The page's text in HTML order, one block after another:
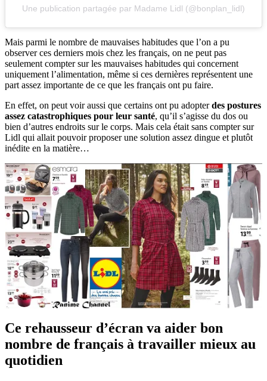
Une publication partagée par Madame Lidl (@bonplan_lidl)
Mais parmi le nombre de mauvaises habitudes que l’on a pu
observer ces derniers mois chez les français, on ne peut pas
seulement compter sur les mauvaises habitudes qui concernent
uniquement l’alimentation, même si ces dernières représentent une
part assez importante de ce que les français ont pu faire.
En effet, on peut voir aussi que certains ont pu adopterdes postures
assez catastrophiques pour leur santé, qu’il s’agisse du dos ou
bien d’autres endroits sur le corps. Mais cela était sans compter sur
Lidl qui allait pouvoir proposer une solution assez dingue et plutôt
inédite en la matière…
Ce rehausseur d’écran va aider bon
nombre de français à travailler mieux au
quotidien